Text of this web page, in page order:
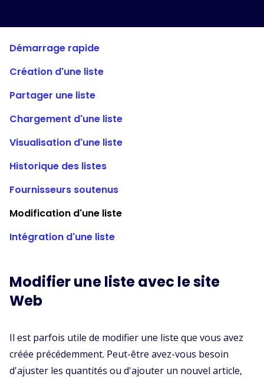
Guides d'utilisation
Démarrage rapide
Création d'une liste
Partager une liste
Chargement d'une liste
Visualisation d'une liste
Historique des listes
Fournisseurs soutenus
Modification d'une liste
Intégration d'une liste
Modifier une liste avec le site
Web
Il est parfois utile de modifier une liste que vous avez
créée précédemment. Peut-être avez-vous besoin
d'ajuster les quantités ou d'ajouter un nouvel article,